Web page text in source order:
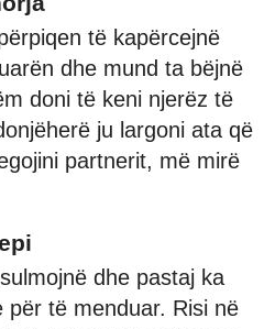
të kapërcejnë
dhe mund ta bëjnë
doni të keni njerëz të
ju largoni ata që
partnerit, më mirë
dhe pastaj ka
për të menduar. Risi në